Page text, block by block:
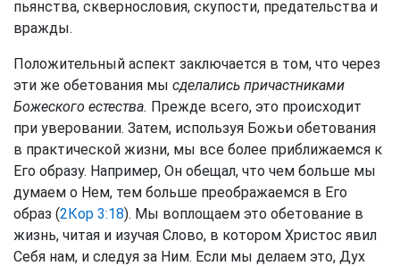
пьянства, сквернословия, скупости, предательства и
вражды.
Положительный аспект заключается в том, что через
эти же обетования мы сделались причастниками
Божеского естества. Прежде всего, это происходит
при уверовании. Затем, используя Божьи обетования
в практической жизни, мы все более приближаемся к
Его образу. Например, Он обещал, что чем больше мы
думаем о Нем, тем больше преображаемся в Его
образ (2Кор 3:18). Мы воплощаем это обетование в
жизнь, читая и изучая Слово, в котором Христос явил
Себя нам, и следуя за Ним. Если мы делаем это, Дух